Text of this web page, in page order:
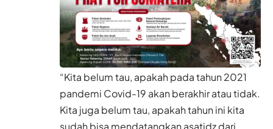
“Kita belum tau, apakah pada tahun 2021
pandemi Covid-19 akan berakhir atau tidak.
Kita juga belum tau, apakah tahun ini kita